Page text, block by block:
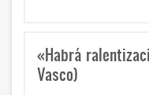
«Habrá
Vasco)